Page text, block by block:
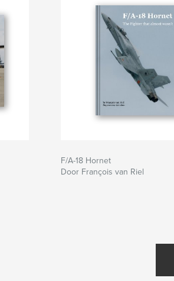
F/A-18 Hornet
Door François van Riel